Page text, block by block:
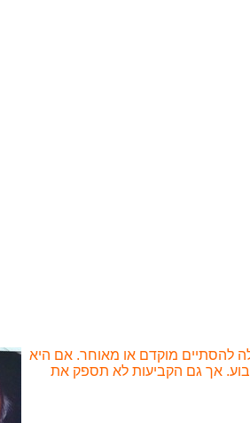
להסתיים מוקדם או מאוחר. אם היא
אך גם הקביעות לא תספק את